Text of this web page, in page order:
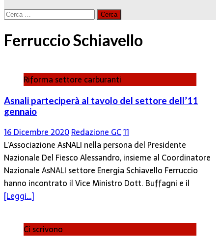
Ricerca
Ferruccio Schiavello
Riforma settore carburanti
Asnali parteciperà al tavolo del settore dell’11
gennaio
16 Dicembre 2020Redazione GC11
L’Associazione AsNALI nella persona del Presidente
Nazionale Del Fiesco Alessandro, insieme al Coordinatore
Nazionale AsNALI settore Energia Schiavello Ferruccio
hanno incontrato il Vice Ministro Dott. Buffagni e il
[Leggi…]
Ci scrivono